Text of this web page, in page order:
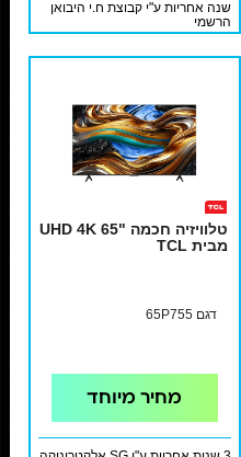
שנה אחריות ע"י קבוצת ח.י היבואן
הרשמי
טלוויזיה חכמה "65 UHD 4K
מבית TCL
דגם 65P755
מחיר מיוחד